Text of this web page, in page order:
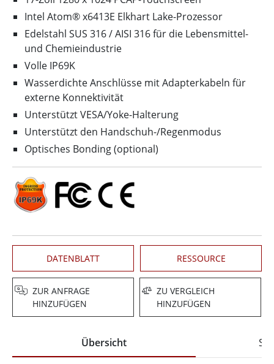
Intel Atom® x6413E Elkhart Lake-Prozessor
Edelstahl SUS 316 / AISI 316 für die Lebensmittel-
und Chemieindustrie
Volle IP69K
Wasserdichte Anschlüsse mit Adapterkabeln für
externe Konnektivität
Unterstützt VESA/Yoke-Halterung
Unterstützt den Handschuh-/Regenmodus
Optisches Bonding (optional)
DATENBLATT RESSOURCE
ZUR ANFRAGE
HINZUFÜGEN
ZU VERGLEICH
HINZUFÜGEN
Übersicht